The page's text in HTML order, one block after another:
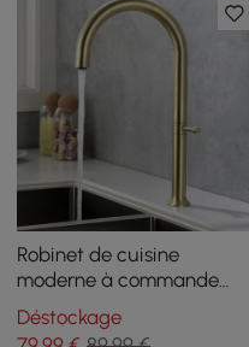
Robinet de cuisine
moderne à commande
pivotante à poignée
unique en acier inoxydable
Déstockage